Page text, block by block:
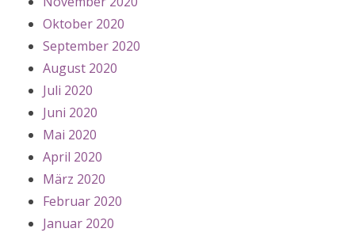
Oktober 2020
September 2020
August 2020
Juli 2020
Juni 2020
Mai 2020
April 2020
März 2020
Februar 2020
Januar 2020